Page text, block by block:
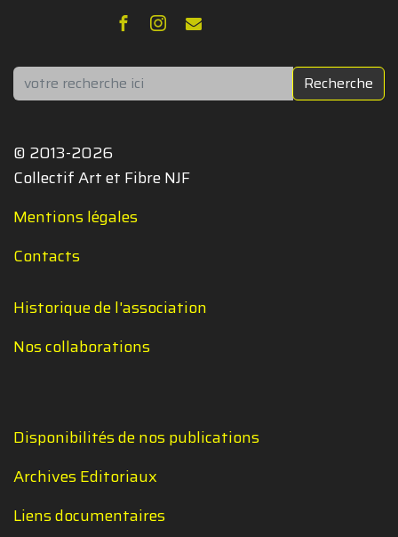
Rechercher Recherche
© 2013-2026
Collectif Art et Fibre NJF
Mentions légales
Contacts
Historique de l'association
Nos collaborations
Disponibilités de nos publications
Archives Editoriaux
Liens documentaires